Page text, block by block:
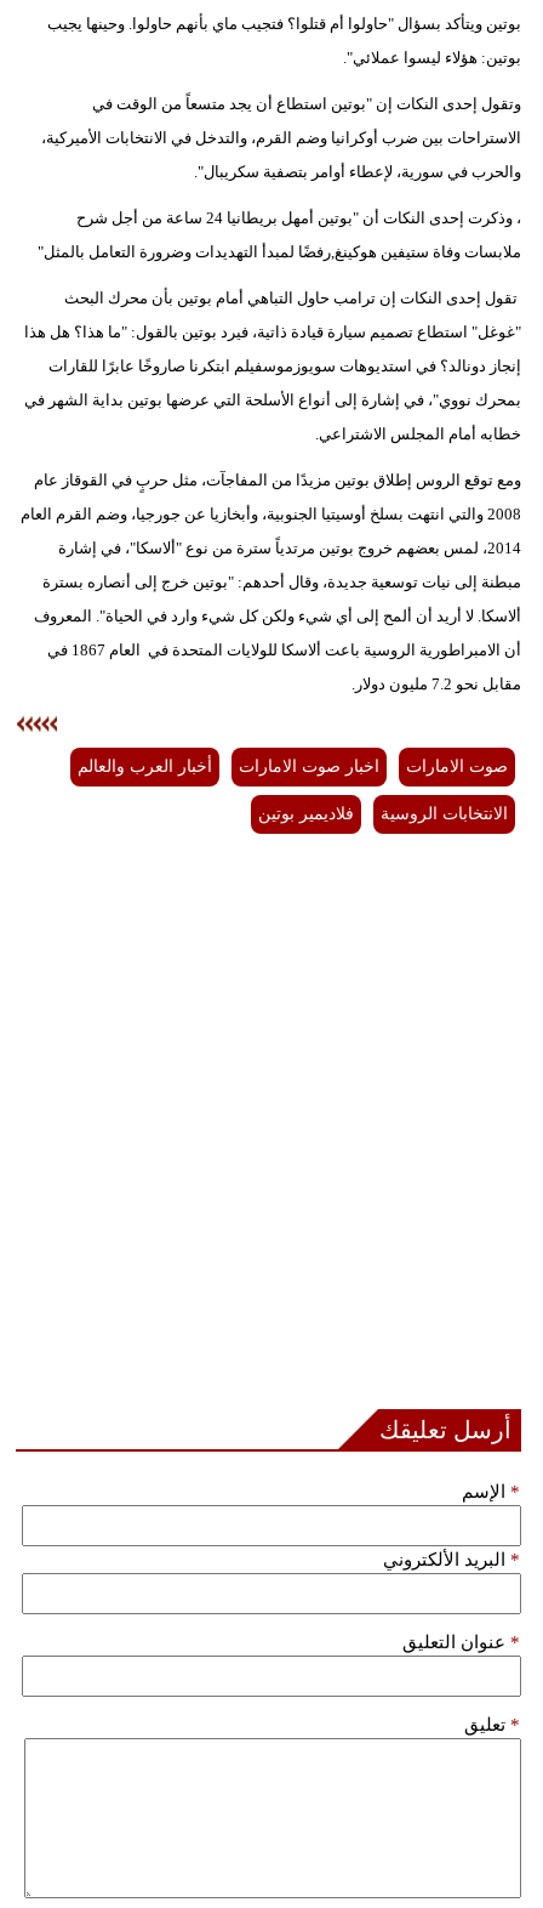
بوتين ويتأكد بسؤال "حاولوا أم قتلوا؟ فتجيب ماي بأنهم حاولوا. وحينها يجيب
بوتين: هؤلاء ليسوا عملائي".
وتقول إحدى النكات إن "بوتين استطاع أن يجد متسعاً من الوقت في
الاستراحات بين ضرب أوكرانيا وضم القرم، والتدخل في الانتخابات الأميركية،
والحرب في سورية، لإعطاء أوامر بتصفية سكريبال".
، وذكرت إحدى النكات أن "بوتين أمهل بريطانيا 24 ساعة من أجل شرح
ملابسات وفاة ستيفين هوكينغ,رفضًا لمبدأ التهديدات وضرورة التعامل بالمثل"
تقول إحدى النكات إن ترامب حاول التباهي أمام بوتين بأن محرك البحث
"غوغل" استطاع تصميم سيارة قيادة ذاتية، فيرد بوتين بالقول: "ما هذا؟ هل هذا
إنجاز دونالد؟ في استديوهات سويوزموسفيلم ابتكرنا صاروخًا عابرًا للقارات
بمحرك نووي"، في إشارة إلى أنواع الأسلحة التي عرضها بوتين بداية الشهر في
خطابه أمام المجلس الاشتراعي.
ومع توقع الروس إطلاق بوتين مزيدًا من المفاجآت، مثل حربٍ في القوقاز عام
2008 والتي انتهت بسلخ أوسيتيا الجنوبية، وأبخازيا عن جورجيا، وضم القرم العام
2014، لمس بعضهم خروج بوتين مرتدياً سترة من نوع "ألاسكا"، في إشارة
مبطنة إلى نيات توسعية جديدة، وقال أحدهم: "بوتين خرج إلى أنصاره بسترة
ألاسكا. لا أريد أن ألمح إلى أي شيء ولكن كل شيء وارد في الحياة". المعروف
أن الامبراطورية الروسية باعت ألاسكا للولايات المتحدة في العام 1867 في
مقابل نحو 7.2 مليون دولار.
صوت الامارات اخبار صوت الامارات أخبار العرب والعالم
الانتخابات الروسية فلاديمير بوتين
أرسل تعليقك
الإسم *
البريد الألكتروني *
عنوان التعليق *
تعليق *